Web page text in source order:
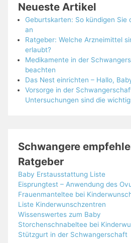
Neueste Artikel
Geburtskarten: So kündigen Sie
an
Ratgeber: Welche Arzneimittel
erlaubt?
Medikamente in der
beachten
Das Nest einrichten – Hallo,
Vorsorge in der
Untersuchungen sind die
Schwangere
Ratgeber
Baby Erstausstattung Liste
Eisprungtest – Anwendung des
Frauenmanteltee bei
Liste Kinderwunschzentren
Wissenswertes zum Baby
Storchenschnabeltee bei
Stützgurt in der Schwangerschaft